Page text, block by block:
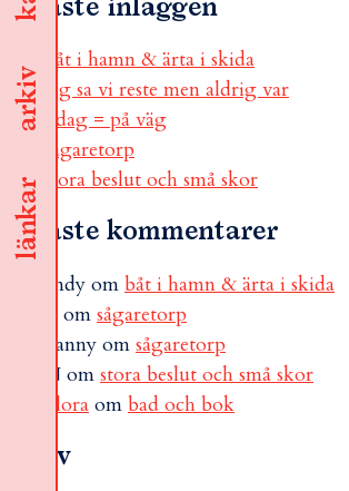
länkar
arkiv
Senaste inläggen
båt i hamn & ärta i skida
jag sa vi reste men aldrig var
i dag = på väg
sågaretorp
stora beslut och små skor
Senaste kommentarer
andy om båt i hamn & ärta i skida
om sågaretorp
Fanny om sågaretorp
N om stora beslut och små skor
Flora om bad och bok
Arkiv